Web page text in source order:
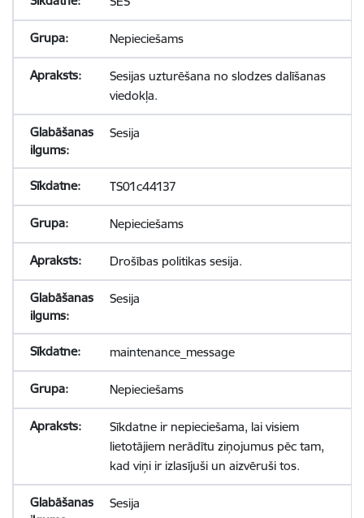
Nepieciešams
Sesijas uzturēšana no slodzes dalīšanas
viedokļa.
Sesija
TS01c44137
Nepieciešams
Drošības politikas sesija.
Sesija
maintenance_message
Nepieciešams
Sīkdatne ir nepieciešama, lai visiem
lietotājiem nerādītu ziņojumus pēc tam,
kad viņi ir izlasījuši un aizvēruši tos.
Sesija